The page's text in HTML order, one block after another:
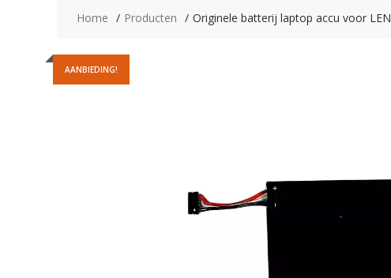
Home Producten Originele batterij laptop accu voor
AANBIEDING!